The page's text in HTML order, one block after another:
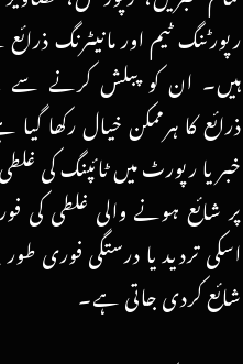
رپورٹنگ ٹیم اور مانیٹرنگ
ہیں۔ ان کو پبلش کرنے سے
ذرائع کا ہرممکن خیال رکھا
خبر یا رپورٹ میں ٹائپنگ کی
پر شائع ہونے والی غلطی کی
اسکی تردید یا درستگی فوری
شائع کردی جاتی ہے۔